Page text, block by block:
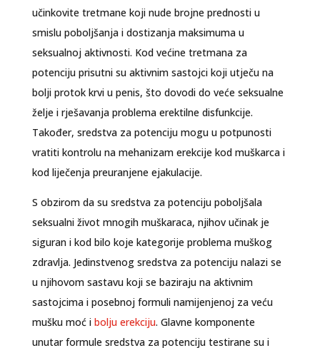
učinkovite tretmane koji nude brojne prednosti u
smislu poboljšanja i dostizanja maksimuma u
seksualnoj aktivnosti. Kod većine tretmana za
potenciju prisutni su aktivnim sastojci koji utječu na
bolji protok krvi u penis, što dovodi do veće seksualne
želje i rješavanja problema erektilne disfunkcije.
Također, sredstva za potenciju mogu u potpunosti
vratiti kontrolu na mehanizam erekcije kod muškarca i
kod liječenja preuranjene ejakulacije.
S obzirom da su sredstva za potenciju poboljšala
seksualni život mnogih muškaraca, njihov učinak je
siguran i kod bilo koje kategorije problema muškog
zdravlja. Jedinstvenog sredstva za potenciju nalazi se
u njihovom sastavu koji se baziraju na aktivnim
sastojcima i posebnoj formuli namijenjenoj za veću
mušku moć i bolju erekciju. Glavne komponente
unutar formule sredstva za potenciju testirane su i